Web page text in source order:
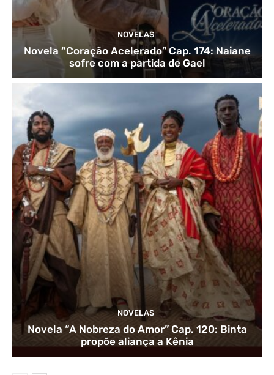
NOVELAS
Novela “Coração Acelerado” Cap. 174: Naiane
sofre com a partida de Gael
NOVELAS
Novela “A Nobreza do Amor” Cap. 120: Binta
propõe aliança a Kênia